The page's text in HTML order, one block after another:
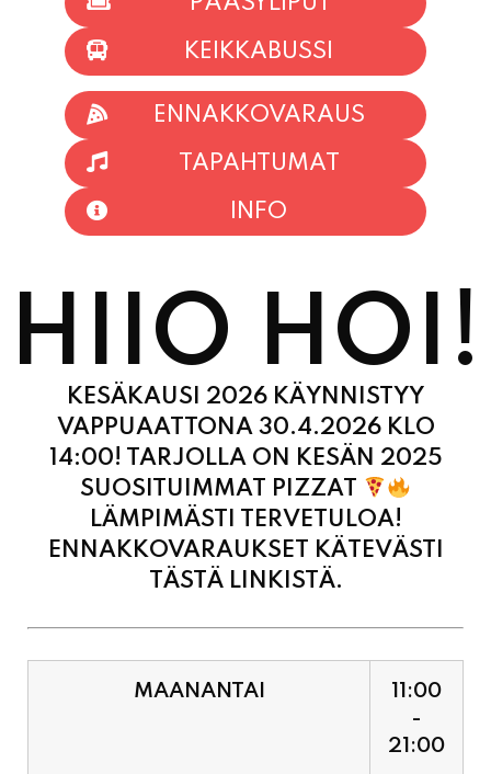
TAPAHTUMAT
INFO
HIIO HOI!
KESÄKAUSI 2026 KÄYNNISTYY
VAPPUAATTONA 30.4.2026 KLO
14:00! TARJOLLA ON KESÄN 2025
SUOSITUIMMAT PIZZAT
LÄMPIMÄSTI TERVETULOA!
ENNAKKOVARAUKSET KÄTEVÄSTI
TÄSTÄ LINKISTÄ.
-
21:00
11:00
-